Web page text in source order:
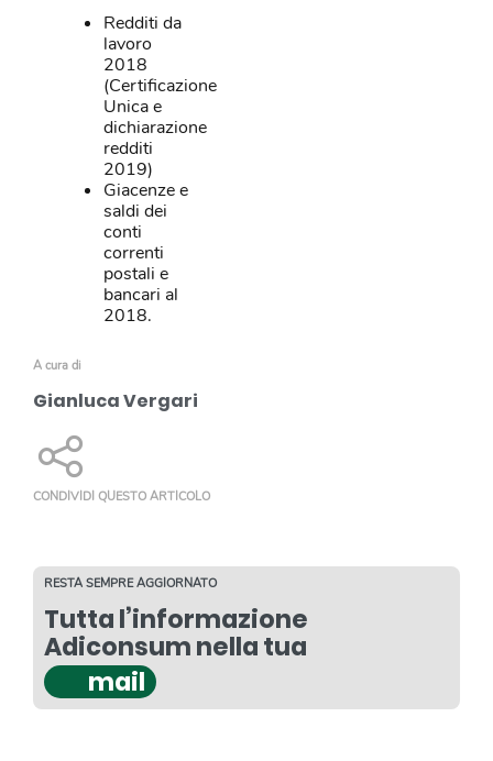
A cura di
Gianluca Vergari
CONDIVIDI QUESTO ARTICOLO
RESTA SEMPRE AGGIORNATO
Tutta l’informazione
Adiconsum nella tua
mail
Redditi da
lavoro
2018
(Certificazione
Unica e
dichiarazione
redditi
2019)
Giacenze e
saldi dei
conti
correnti
postali e
bancari al
2018.